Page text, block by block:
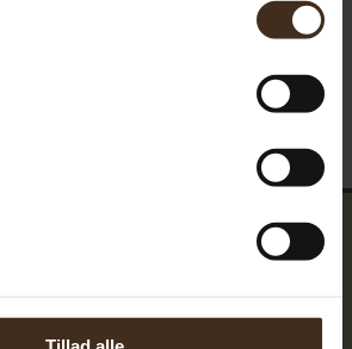
2017. Alla rättigheter förbehållna.